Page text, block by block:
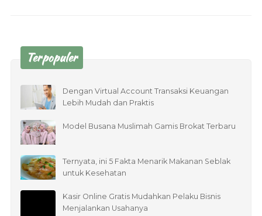
Terpopuler
Dengan Virtual Account Transaksi Keuangan
Lebih Mudah dan Praktis
Model Busana Muslimah Gamis Brokat Terbaru
Ternyata, ini 5 Fakta Menarik Makanan Seblak
untuk Kesehatan
Kasir Online Gratis Mudahkan Pelaku Bisnis
Menjalankan Usahanya